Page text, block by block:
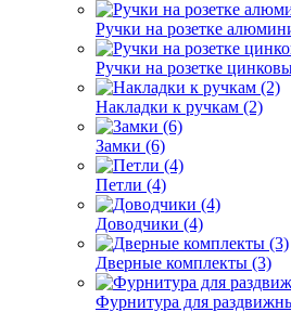
Ручки на розетке
Ручки на розетке
Накладки к ручкам (2)
Замки (6)
Петли (4)
Доводчики (4)
Дверные комплекты (3)
Фурнитура для